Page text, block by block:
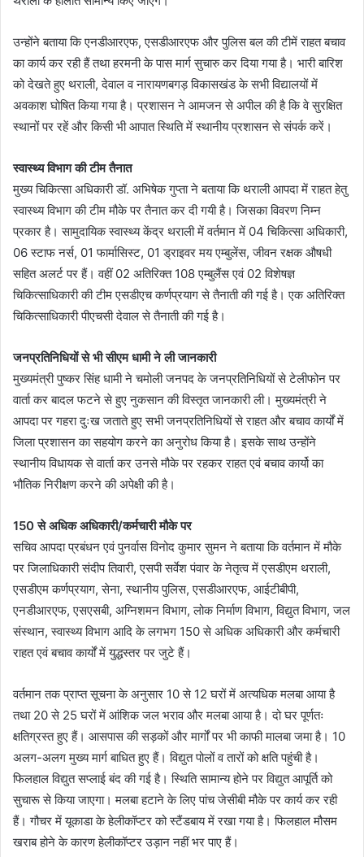
उन्होंने बताया कि एनडीआरएफ, एसडीआरएफ और पुलिस बल की टीमें राहत बचाव
का कार्य कर रही हैं तथा हरमनी के पास मार्ग सुचारु कर दिया गया है। भारी बारिश
को देखते हुए थराली, देवाल व नारायणबगड़ विकासखंड के सभी विद्यालयों में
अवकाश घोषित किया गया है। प्रशासन ने आमजन से अपील की है कि वे सुरक्षित
स्थानों पर रहें और किसी भी आपात स्थिति में स्थानीय प्रशासन से संपर्क करें।
स्वास्थ्य विभाग की टीम तैनात
मुख्य चिकित्सा अधिकारी डॉ. अभिषेक गुप्ता ने बताया कि थराली आपदा में राहत हेतु
स्वास्थ्य विभाग की टीम मौके पर तैनात कर दी गयी है। जिसका विवरण निम्न
प्रकार है। सामुदायिक स्वास्थ्य केंद्र थराली में वर्तमान में 04 चिकित्सा अधिकारी,
06 स्टाफ नर्स, 01 फार्मासिस्ट, 01 ड्राइवर मय एम्बुलेंस, जीवन रक्षक औषधी
सहित अलर्ट पर हैं। वहीं 02 अतिरिक्त 108 एम्बुलैंस एवं 02 विशेषज्ञ
चिकित्साधिकारी की टीम एसडीएच कर्णप्रयाग से तैनाती की गई है। एक अतिरिक्त
चिकित्साधिकारी पीएचसी देवाल से तैनाती की गई है।
जनप्रतिनिधियों से भी सीएम धामी ने ली जानकारी
मुख्यमंत्री पुष्कर सिंह धामी ने चमोली जनपद के जनप्रतिनिधियों से टेलीफोन पर
वार्ता कर बादल फटने से हुए नुकसान की विस्तृत जानकारी ली। मुख्यमंत्री ने
आपदा पर गहरा दुःख जताते हुए सभी जनप्रतिनिधियों से राहत और बचाव कार्यों में
जिला प्रशासन का सहयोग करने का अनुरोध किया है। इसके साथ उन्होंने
स्थानीय विधायक से वार्ता कर उनसे मौके पर रहकर राहत एवं बचाव कार्यो का
भौतिक निरीक्षण करने की अपेक्षी की है।
150 से अधिक अधिकारी/कर्मचारी मौके पर
सचिव आपदा प्रबंधन एवं पुनर्वास विनोद कुमार सुमन ने बताया कि वर्तमान में मौके
पर जिलाधिकारी संदीप तिवारी, एसपी सर्वेश पंवार के नेतृत्व में एसडीएम थराली,
एसडीएम कर्णप्रयाग, सेना, स्थानीय पुलिस, एसडीआरएफ, आईटीबीपी,
एनडीआरएफ, एसएसबी, अग्निशमन विभाग, लोक निर्माण विभाग, विद्युत विभाग, जल
संस्थान, स्वास्थ्य विभाग आदि के लगभग 150 से अधिक अधिकारी और कर्मचारी
राहत एवं बचाव कार्यों में युद्धस्तर पर जुटे हैं।
वर्तमान तक प्राप्त सूचना के अनुसार 10 से 12 घरों में अत्यधिक मलबा आया है
तथा 20 से 25 घरों में आंशिक जल भराव और मलबा आया है। दो घर पूर्णतः
क्षतिग्रस्त हुए हैं। आसपास की सड़कों और मार्गों पर भी काफी मालबा जमा है। 10
अलग-अलग मुख्य मार्ग बाधित हुए हैं। विद्युत पोलों व तारों को क्षति पहुंची है।
फिलहाल विद्युत सप्लाई बंद की गई है। स्थिति सामान्य होने पर विद्युत आपूर्ति को
सुचारू से किया जाएगा। मलबा हटाने के लिए पांच जेसीबी मौके पर कार्य कर रही
हैं। गौचर में यूकाडा के हेलीकॉप्टर को स्टैंडबाय में रखा गया है। फिलहाल मौसम
खराब होने के कारण हेलीकॉप्टर उड़ान नहीं भर पाए हैं।